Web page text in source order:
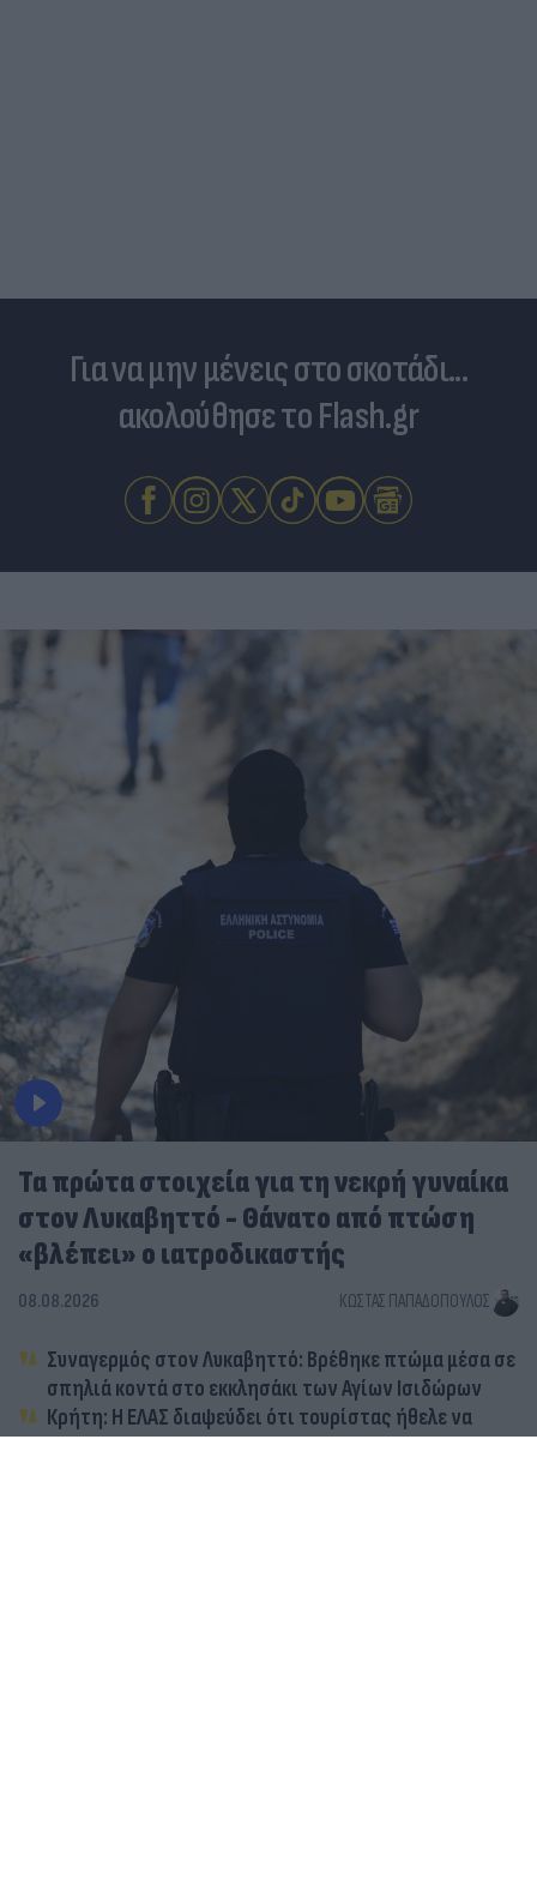
Για να μην μένεις στο σκοτάδι...
ακολούθησε το Flash.gr
Τα πρώτα στοιχεία για τη νεκρή γυναίκα
στον Λυκαβηττό - Θάνατο από πτώση
«βλέπει» ο ιατροδικαστής
08.08.2026 ΚΏΣΤΑΣ ΠΑΠΑΔΌΠΟΥΛΟΣ
Συναγερμός στον Λυκαβηττό: Βρέθηκε πτώμα μέσα σε
σπηλιά κοντά στο εκκλησάκι των Αγίων Ισιδώρων
Κρήτη: Η ΕΛΑΣ διαψεύδει ότι τουρίστας ήθελε να